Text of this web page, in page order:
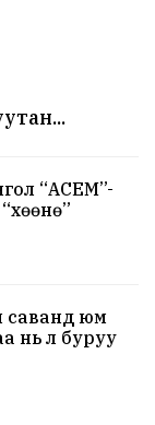
“АСЕМ”-
саванд юм
нь л буруу